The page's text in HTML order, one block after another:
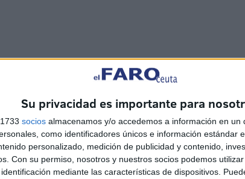
Su privacidad es importante para
socios almacenamos y/o accedemos a información en un
como identificadores únicos e información estándar
personalizado, medición de publicidad y contenido,
Con su permiso, nosotros y nuestros socios podemos
mediante las características de dispositivos.
Sociedad caballa: el bautizo
de Fidela en Los Remedios
HACE 1 HORA